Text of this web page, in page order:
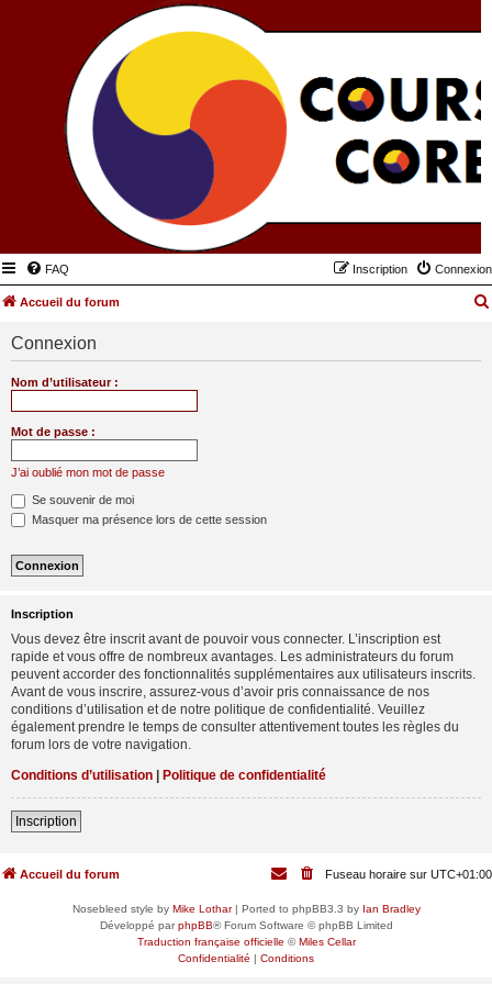
FAQ Connexion
Inscription
Accueil du forum
Connexion
Nom d’utilisateur :
Mot de passe :
J’ai oublié mon mot de passe
Se souvenir de moi
Masquer ma présence lors de cette session
Inscription
Vous devez être inscrit avant de pouvoir vous connecter. L’inscription est
rapide et vous offre de nombreux avantages. Les administrateurs du forum
peuvent accorder des fonctionnalités supplémentaires aux utilisateurs inscrits.
Avant de vous inscrire, assurez-vous d’avoir pris connaissance de nos
conditions d’utilisation et de notre politique de confidentialité. Veuillez
également prendre le temps de consulter attentivement toutes les règles du
forum lors de votre navigation.
Conditions d’utilisation | Politique de confidentialité
Inscription
Accueil du forum Fuseau horaire sur UTC+01:00
Nosebleed style by Mike Lothar| Ported to phpBB3.3 by Ian Bradley
Développé parphpBB® Forum Software © phpBB Limited
Traduction française officielle ©Miles Cellar
Confidentialité | Conditions